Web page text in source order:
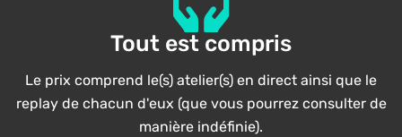
Tout est compris
Le prix comprend le(s) atelier(s) en direct ainsi que le
replay de chacun d'eux (que vous pourrez consulter de
manière indéfinie).